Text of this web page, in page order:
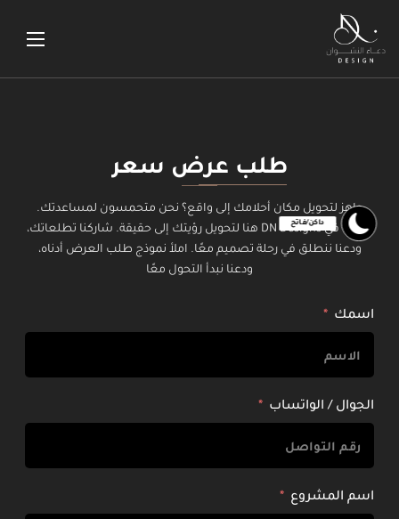
طلب عرض سعر
جاهز لتحويل مكان أحلامك إلى واقع؟ نحن متحمسون لمساعدتك.
فريقنا في DN Designs هنا لتحويل رؤيتك إلى حقيقة. شاركنا تطلعاتك،
ودعنا ننطلق في رحلة تصميم معًا. املأ نموذج طلب العرض أدناه،
ودعنا نبدأ التحول معًا
اسمك
الجوال / الواتساب
اسم المشروع